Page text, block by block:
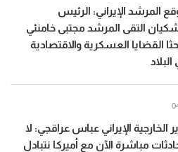
المرشد الإيراني: الرئيس
التقى المرشد مجتبى خامنئي
القضايا العسكرية والاقتصادية
الخارجية الإيراني عباس عراقجي: لا
مباشرة الآن مع أميركا نتبادل